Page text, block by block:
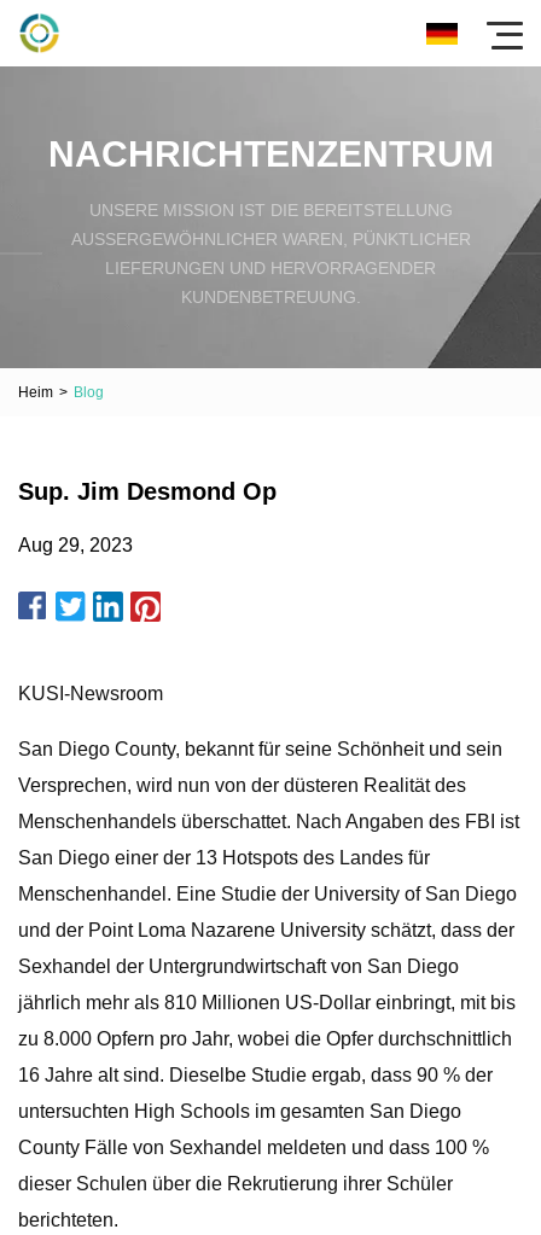
NACHRICHTENZENTRUM
UNSERE MISSION IST DIE BEREITSTELLUNG
AUSSERGEWÖHNLICHER WAREN, PÜNKTLICHER L
IEFERUNGEN UND HERVORRAGENDER K
UNDENBETREUUNG.
Heim > Blog
Sup. Jim Desmond Op
Aug 29, 2023
KUSI-Newsroom
San Diego County, bekannt für seine Schönheit und sein
Versprechen, wird nun von der düsteren Realität des
Menschenhandels überschattet. Nach Angaben des FBI ist
San Diego einer der 13 Hotspots des Landes für
Menschenhandel. Eine Studie der University of San Diego
und der Point Loma Nazarene University schätzt, dass der
Sexhandel der Untergrundwirtschaft von San Diego
jährlich mehr als 810 Millionen US-Dollar einbringt, mit bis
zu 8.000 Opfern pro Jahr, wobei die Opfer durchschnittlich
16 Jahre alt sind. Dieselbe Studie ergab, dass 90 % der
untersuchten High Schools im gesamten San Diego
County Fälle von Sexhandel meldeten und dass 100 %
dieser Schulen über die Rekrutierung ihrer Schüler
berichteten.